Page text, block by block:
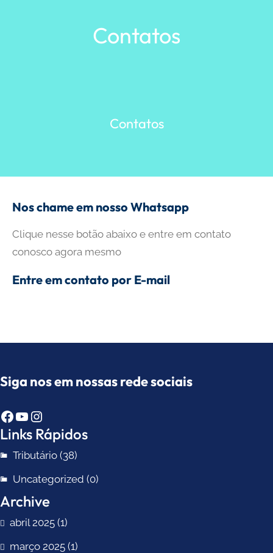
Contatos
Contatos
Nos chame em nosso Whatsapp
Clique nesse botão abaixo e entre em contato
conosco agora mesmo
Entre em contato por E-mail
Siga nos em nossas rede sociais
Facebook Youtube Instagram
Links Rápidos
Tributário (38)
Uncategorized (0)
Archive
abril 2025 (1)
março 2025 (1)